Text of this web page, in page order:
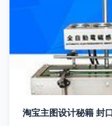
淘宝主图设计秘籍 封